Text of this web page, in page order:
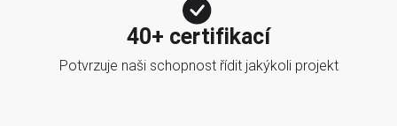
40+ certifikací
Potvrzuje naši schopnost řídit jakýkoli projekt